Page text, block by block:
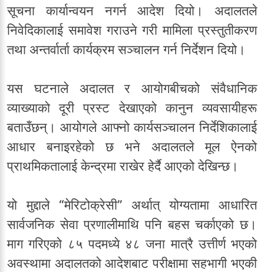
सूचना कार्यान्वयन नगर्न आदेश दियो। अदालतले
निवेदिकालाई समावेश गराउने गरी मामिला प्रस्तुतीकरण
तथा अन्तर्वार्ता कार्यक्रम सञ्चालन गर्न निर्देशन दियो।
यस घटनाले अदालत र आयोगबीचको संवैधानिक
व्याख्याको दूरी प्रस्ट देखाएको कानुन व्यवसायीहरू
बताउँछन्। आयोगले आफ्नो कार्यसञ्चालन निर्देशिकालाई
आधार बनाइरहेको छ भने अदालतले मूल ऐनको
प्राथमिकतालाई केन्द्रमा राखेर हेर्दै आएको देखिन्छ।
यो मुद्दाले “मेरिटोक्रेसी” अर्थात् योग्यतामा आधारित
सार्वजनिक सेवा प्रणालीमाथि पनि बहस चर्काएको छ।
माग गरिएको ८५ पदमध्ये ४८ जना मात्रै उत्तीर्ण भएको
अवस्थामा अदालतको आदेशबाट परीक्षामा सहभागी भएकी